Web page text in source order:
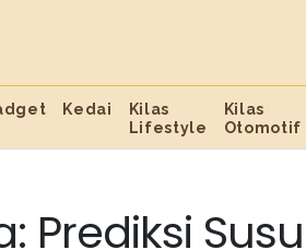
Kedai
Kilas
Lifestyle
Kilas
Otomotif
Prediksi